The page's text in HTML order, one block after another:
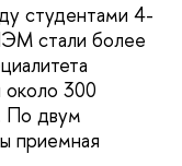
студентами 4-
стали более
около 300
По двум
приемная